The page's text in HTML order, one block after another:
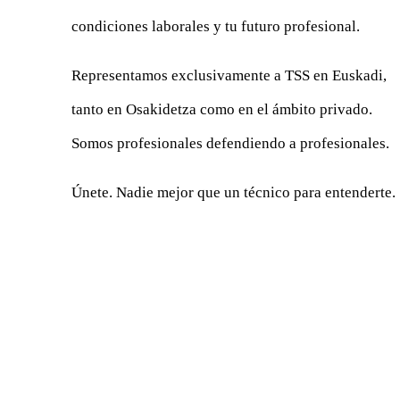
condiciones laborales y tu futuro profesional.
Representamos exclusivamente a TSS en Euskadi,
tanto en Osakidetza como en el ámbito privado.
Somos profesionales defendiendo a profesionales.
Únete. Nadie mejor que un técnico para entenderte.